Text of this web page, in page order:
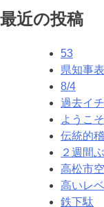
稿
最近の投稿
53
県知事
8/4
過去イ
ようこそ
伝統的
２週間
高松市
高いレ
鉄下駄